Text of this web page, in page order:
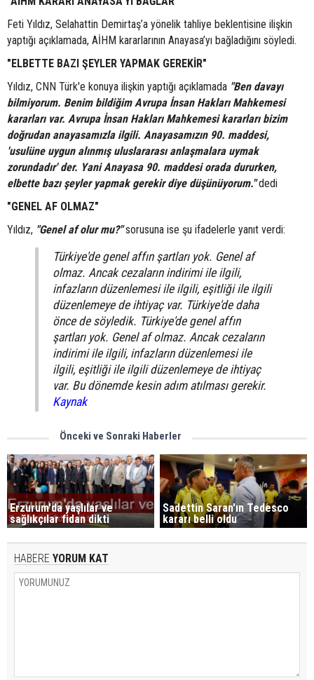
Feti Yıldız, Selahattin Demirtaş’a yönelik tahliye beklentisine ilişkin
yaptığı açıklamada, AİHM kararlarının Anayasa’yı bağladığını söyledi.
"ELBETTE BAZI ŞEYLER YAPMAK GEREKİR"
Yıldız, CNN Türk'e konuya ilişkin yaptığı açıklamada "Ben davayı
bilmiyorum. Benim bildiğim Avrupa İnsan Hakları Mahkemesi
kararları var. Avrupa İnsan Hakları Mahkemesi kararları bizim
doğrudan anayasamızla ilgili. Anayasamızın 90. maddesi,
'usulüne uygun alınmış uluslararası anlaşmalara uymak
zorundadır' der. Yani Anayasa 90. maddesi orada dururken,
elbette bazı şeyler yapmak gerekir diye düşünüyorum."dedi
"GENEL AF OLMAZ"
Yıldız, "Genel af olur mu?"sorusuna ise şu ifadelerle yanıt verdi:
Türkiye'de genel affın şartları yok. Genel af
olmaz. Ancak cezaların indirimi ile ilgili,
infazların düzenlemesi ile ilgili, eşitliği ile ilgili
düzenlemeye de ihtiyaç var. Türkiye'de daha
önce de söyledik. Türkiye'de genel affın
şartları yok. Genel af olmaz. Ancak cezaların
indirimi ile ilgili, infazların düzenlemesi ile
ilgili, eşitliği ile ilgili düzenlemeye de ihtiyaç
var. Bu dönemde kesin adım atılması gerekir.
Kaynak
Önceki ve Sonraki Haberler
Erzurum'da yaşlılar ve
sağlıkçılar fidan dikti
Sadettin Saran'ın Tedesco
kararı belli oldu
HABERE YORUM KAT